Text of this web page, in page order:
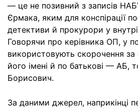
— це не позивний з записів
Єрмака, яким для конспірації
детективи й прокурори у
Говорячи про керівника ОП, у
використовують скорочення
його імені й по батькові — АБ,
Борисович.
За даними джерел, наприкінці